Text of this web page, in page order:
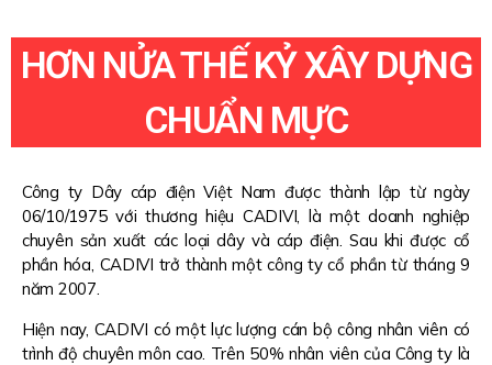
HƠN NỬA THẾ KỶ XÂY DỰNG
CHUẨN MỰC
Công ty Dây cáp điện Việt Nam được thành lập từ ngày
06/10/1975 với thương hiệu CADIVI, là một doanh nghiệp
chuyên sản xuất các loại dây và cáp điện. Sau khi được cổ
phần hóa, CADIVI trở thành một công ty cổ phần từ tháng 9
năm 2007.
Hiện nay, CADIVI có một lực lượng cán bộ công nhân viên có
trình độ chuyên môn cao. Trên 50% nhân viên của Công ty là